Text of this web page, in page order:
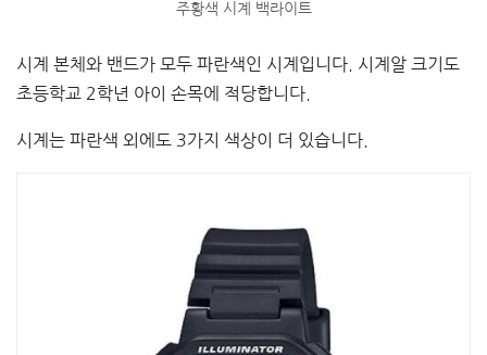
주황색 시계 백라이트
시계 본체와 밴드가 모두 파란색인 시계입니다. 시계알 크기도
초등학교 2학년 아이 손목에 적당합니다.
시계는 파란색 외에도 3가지 색상이 더 있습니다.